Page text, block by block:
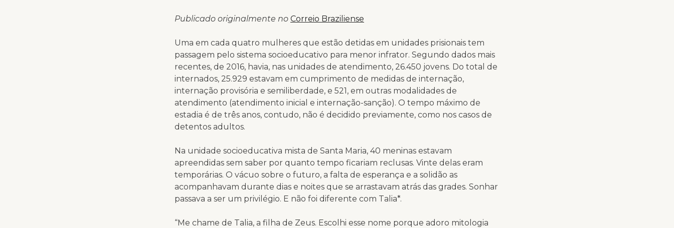
Publicado originalmente no Correio Braziliense
Uma em cada quatro mulheres que estão detidas em unidades prisionais tem
passagem pelo sistema socioeducativo para menor infrator. Segundo dados mais
recentes, de 2016, havia, nas unidades de atendimento, 26.450 jovens. Do total de
internados, 25.929 estavam em cumprimento de medidas de internação,
internação provisória e semiliberdade, e 521, em outras modalidades de
atendimento (atendimento inicial e internação-sanção). O tempo máximo de
estadia é de três anos, contudo, não é decidido previamente, como nos casos de
detentos adultos.
Na unidade socioeducativa mista de Santa Maria, 40 meninas estavam
apreendidas sem saber por quanto tempo ficariam reclusas. Vinte delas eram
temporárias. O vácuo sobre o futuro, a falta de esperança e a solidão as
acompanhavam durante dias e noites que se arrastavam atrás das grades. Sonhar
passava a ser um privilégio. E não foi diferente com Talia*.
“Me chame de Talia, a filha de Zeus. Escolhi esse nome porque adoro mitologia